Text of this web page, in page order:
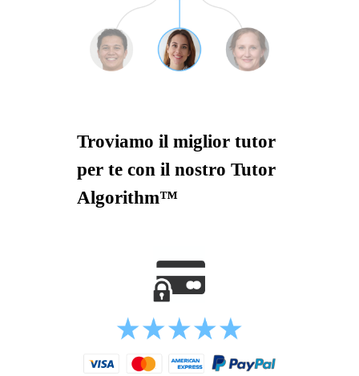
Troviamo il miglior tutor
per te con il nostro Tutor
Algorithm™